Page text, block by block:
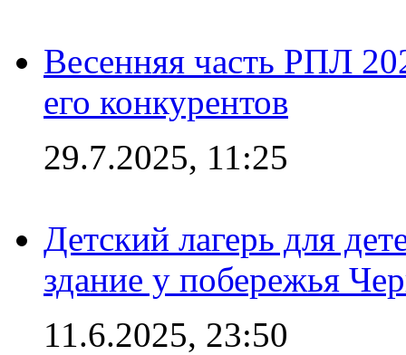
Весенняя часть РПЛ
его конкурентов
29.7.2025, 11:25
Детский лагерь для
здание у побережья
11.6.2025, 23:50